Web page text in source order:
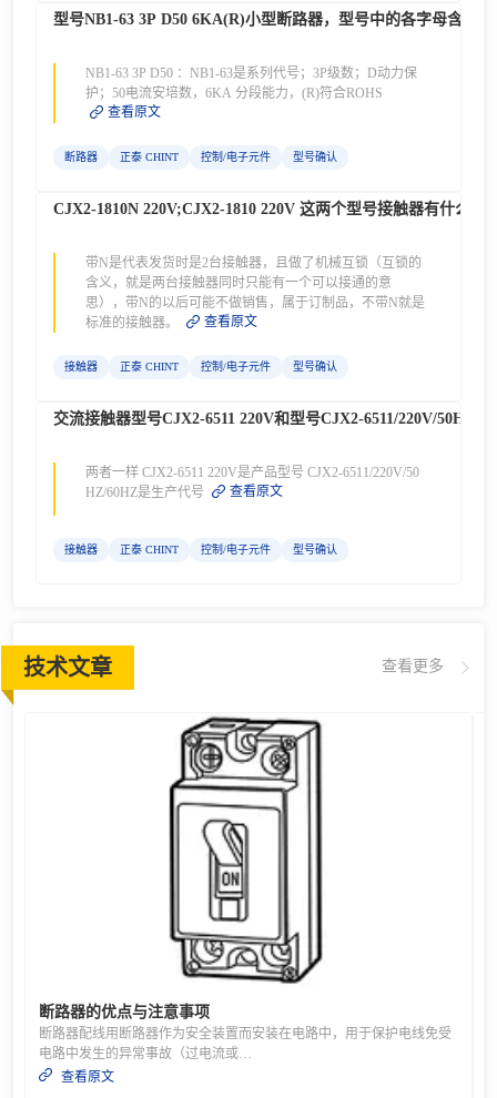
型号NB1-63 3P D50 6KA(R)小型断路器，型号中的各字母含义是
NB1-63 3P D50 ：NB1-63是系列代号；3P级数；D动力保
护；50电流安培数，6KA 分段能力，(R)符合ROHS
查看原文
断路器 正泰 CHINT 控制/电子元件 型号确认
CJX2-1810N 220V;CJX2-1810 220V 这两个型号接触器有什么区
带N是代表发货时是2台接触器，且做了机械互锁（互锁的
含义，就是两台接触器同时只能有一个可以接通的意
思），带N的以后可能不做销售，属于订制品，不带N就是
标准的接触器。
查看原文
接触器 正泰 CHINT 控制/电子元件 型号确认
交流接触器型号CJX2-6511 220V和型号CJX2-6511/220V/50HZ/
两者一样 CJX2-6511 220V是产品型号 CJX2-6511/220V/50
HZ/60HZ是生产代号
查看原文
接触器 正泰 CHINT 控制/电子元件 型号确认
技术文章 查看更多
断路器的优点与注意事项
断路器配线用断路器作为安全装置而安装在电路中，用于保护电线免受
电路中发生的异常事故（过电流或短路）影响。优点· 断路器通过检测电气异常并切断（停止）电力来保证安全。· 我们日常使用的电力全部都通过配电盘（分电盘）。断路器就是用于配电盘或是家用配电盘。执行电线配线施工需要持有电气工程师执照。（包括第1类660V以上、第2类660V以内两种。）小知识 断路器与开关的区别断路器是以保护配线（负载电路）为目的切断电路。开关是用于电路切换（通/断）。什么是过电流是指由于在一个接线板上连接多台设备等原因，导致流过的电流超过电线和设备容许电流。什么是短路（短接）是指由于电线或电缆的绝缘劣化，电流不经过负载而直接从电线流到电线。瞬时会有大电流流过。【注意事项】家用的配电盘中需要安装家用断路器。请注意不要弄错额定电流。尽管法规中并无相关规定，但是请勿使用断路器代替开关。否则会导致切断功能衰减或损伤，可能会引发事故。家庭分电盘案示例安培断路器这是安装在家庭配电盘上的开关，当电流超过该家庭的签约合同电流时，会自动停止供电。漏电断路器为了确保安全，当发生漏电时启动的断路器。这是一种在电线或电器发生漏电时自动切断电源，以防止发生事故的装置。安全断路器安装在从配电盘通向各个房间的各条电路中，当因为电气设备故障而导致短路时，或因使用过度而导致电流超过容许电流时，安全断路器会自动切断电源。要点如下！· 请确认极数（指单侧端子螺丝的个数，用P表示）、元件数（指过流保护元件数，用E表示）。· 请确认额定电流（对于漏电断路器，是指额定灵敏度电流）。 · 额定电流（A）：指可通电的电源 · 灵敏度电流（mA）：指断路器断开的泄漏电流· 请选择是否带漏电保护功能。 带漏电保护功能：漏电断路器 仅过电流：无熔丝断路器
查看原文